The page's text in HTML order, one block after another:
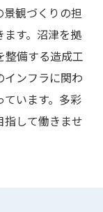
観づくりの担
す。沼津を拠
整備する造成工
インフラに関わ
います。多彩
指して働きませ